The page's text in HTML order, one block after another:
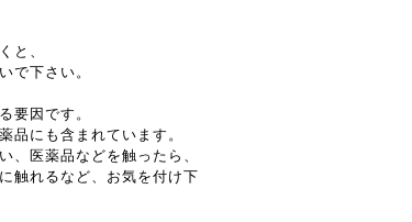
と、
で下さい。
要因です。
品にも含まれています。
、医薬品などを触ったら、
触れるなど、お気を付け下